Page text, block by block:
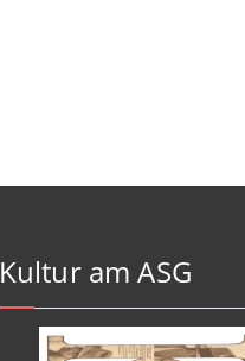
Kultur am ASG